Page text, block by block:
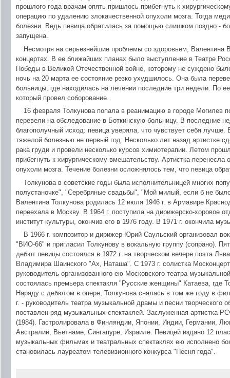
прошлого года врачам опять пришлось прибегнуть к
операцию по удалению злокачественной опухоли мозга. Тогда
болезни. Ведь певица обратилась за помощью слишком поздно -
запущена.
Несмотря на серьезнейшие проблемы со здоровьем, Валентина
концертах. В ее ближайших планах было выступление в Театре
Победы в Великой Отечественной войне, которому не суждено
ночь на 20 марта ее состояние резко ухудшилось. Она была
больницы, где находилась на лечении последние три недели. По
который провел соборование.
16 февраля Толкунова попала в реанимацию в городе Могилев
перевели на обследование в Боткинскую больницу. В последние
благополучный исход: певица уверяла, что чувствует себя лучше.
тяжелой болезнью не первый год. Несколько лет назад артистке
рака груди и провели несколько курсов химиотерапии. Летом
прибегнуть к хирургическому вмешательству. Артистка
опухоли мозга. Течение болезни осложнялось тем, что певица
Толкунова в советские годы была исполнительницей многих
полустаночке", "Серебряные свадьбы", "Мой милый, если б не
Валентина Толкунова родилась 12 июля 1946 г. в Армавире
переехала в Москву. В 1964 г. поступила на дирижерско-хоровое
институт культуры, окончив его в 1976 году. В 1971 г. окончила
В 1966 г. композитор и дирижер Юрий Саульский организовал
"ВИО-66" и пригласил Толкунову в вокальную группу (сопрано).
дебют певицы состоялся в 1972 г. на творческом вечере поэта
Владимира Шаинского "Ах, Наташа". С 1973 г. солистка
руководитель организованного ею Московского театра
состоялась премьера спектакля "Русские женщины" Катаева, где
Наряду с дебютом в опере, Толкунова снялась в том же году в
г. - руководитель театра музыкальной драмы и песни
поставлен ряд музыкальных спектаклей. Заслуженная артистка
(1984). Гастролировала в Финляндии, Японии, Индии, Германии,
Австралии, Вьетнаме, Сингапуре, Израиле. Певицей издано 12
музыкальных фильмах и театральных спектаклях ею исполнено
становилась лауреатом телевизионного конкурса "Песня года".